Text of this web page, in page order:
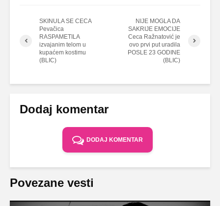
SKINULA SE CECA
Pevačica
RASPAMETILA
izvajanim telom u
kupaćem kostimu
(BLIC)
NIJE MOGLA DA
SAKRIJE EMOCIJE
Ceca Ražnatović je
ovo prvi put uradila
POSLE 23 GODINE
(BLIC)
Dodaj komentar
DODAJ KOMENTAR
Povezane vesti